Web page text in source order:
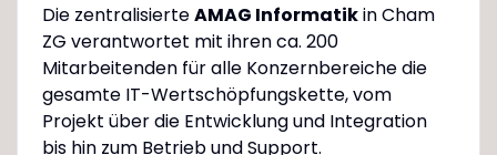
Die zentralisierteAMAG Informatikin Cham
ZG verantwortet mit ihren ca. 200
Mitarbeitenden für alle Konzernbereiche die
gesamte IT-Wertschöpfungskette, vom
Projekt über die Entwicklung und Integration
bis hin zum Betrieb und Support.